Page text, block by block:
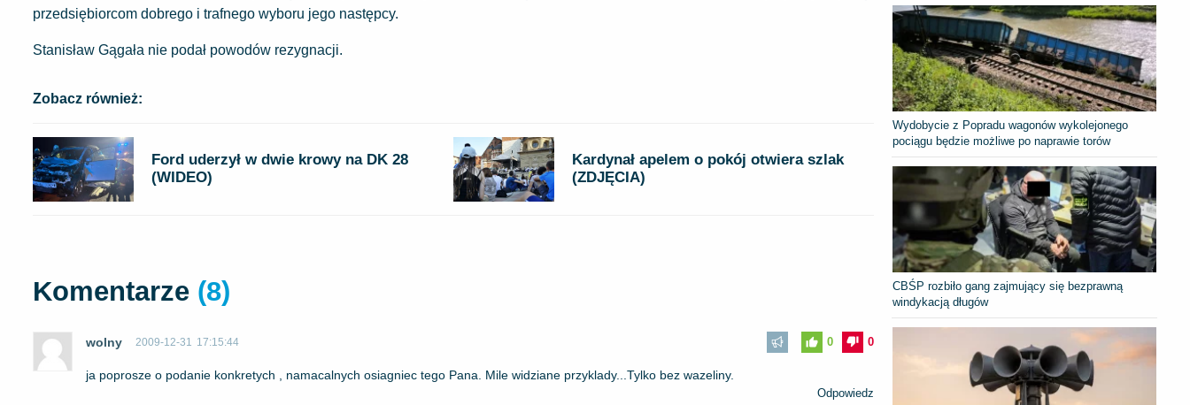
przedsiębiorcom dobrego i trafnego wyboru jego następcy.
Stanisław Gągała nie podał powodów rezygnacji.
Zobacz również:
Ford uderzył w dwie krowy na DK 28
(WIDEO)
Kardynał apelem o pokój otwiera szlak
(ZDJĘCIA)
Komentarze (8)
wolny 2009-12-31 17:15:44 0
0
ja poprosze o podanie konkretych , namacalnych osiagniec tego Pana. Mile widziane przyklady...Tylko bez wazeliny.
Odpowiedz
Wydobycie z Popradu wagonów wykolejonego
pociągu będzie możliwe po naprawie torów
CBŚP rozbiło gang zajmujący się bezprawną
windykacją długów